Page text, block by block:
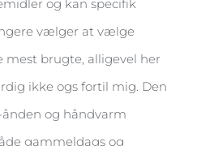
og kan specifik
vælger at vælge
mest brugte, alligevel her
ikke ogs fortil mig. Den
og håndvarm
gammeldags og